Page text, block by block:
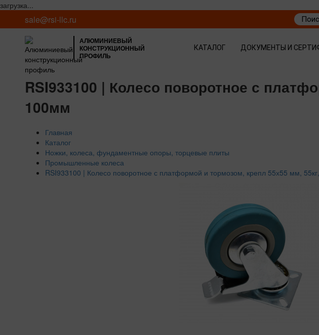
загрузка...
sale@rsi-llc.ru
АЛЮМИНИЕВЫЙ
КОНСТРУКЦИОННЫЙ
ПРОФИЛЬ
КАТАЛОГ ДОКУМЕНТЫ И
RSI933100 | Колесо поворотное с
100мм
Главная
Каталог
Ножки, колеса, фундаментные опоры, торцевые плиты
Промышленные колеса
RSI933100 | Колесо поворотное с платформой и тормозом, крепл 55х55 мм,